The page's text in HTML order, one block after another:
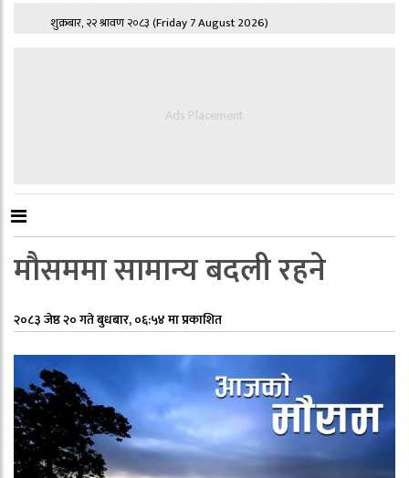
शुक्रबार, २२ श्रावण २०८३(Friday 7 August 2026)
Ads Placement
मौसममा सामान्य बदली रहने
२०८३ जेष्ठ २० गते बुधबार, ०६:५४ मा प्रकाशित